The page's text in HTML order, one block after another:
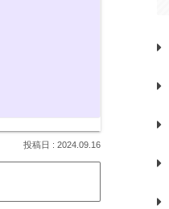
2024.09.16